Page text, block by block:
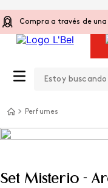
Compra a través de
Perfumes
Set Misterio -